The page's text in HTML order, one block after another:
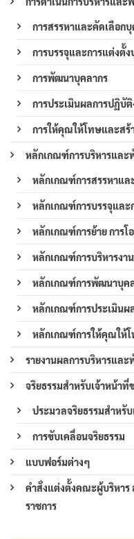
การสรรหาและคัดเลือก
การบรรจุและการแต่งตั้
การพัฒนาบุคลากร
การประเมินผลการปฏิบั
การให้คุณให้โทษและสร้
หลักเกณฑ์การบริหารแล
หลักเกณฑ์การสรรหาแล
หลักเกณฑ์การบรรจุและ
หลักเกณฑ์การย้าย การโ
หลักเกณฑ์การบริหารงา
หลักเกณฑ์การพัฒนาบุค
หลักเกณฑ์การประเมินผ
หลักเกณฑ์การให้คุณให้
รายงานผลการบริหารแล
จริยธรรมสำหรับเจ้าหน้าที่
ประมวลจริยธรรมสำหรั
การขับเคลื่อนจริยธรรม
แบบฟอร์มต่างๆ
คำสั่งแต่งตั้งคณะผู้บริหาร
ราชการ